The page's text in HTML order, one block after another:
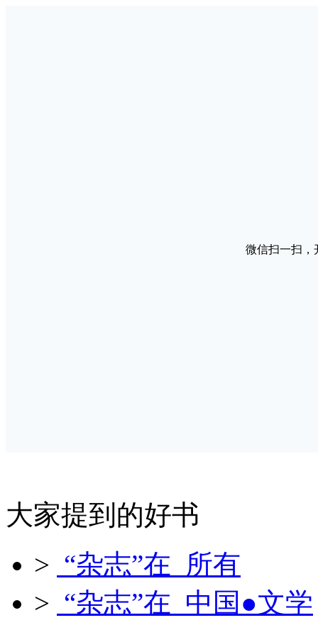
微信扫一扫，
大家提到的好书
> “杂志”在 所有
> “杂志”在 中国●文学